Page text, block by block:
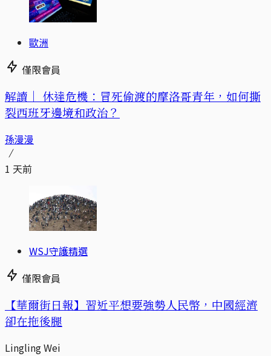
歐洲
僅限會員
解讀｜ 休達危機：冒死偷渡的摩洛哥青年，如何撕
裂西班牙邊境和政治？
孫漫漫
1 天前
WSJ守護精選
僅限會員
【華爾街日報】習近平想要強勢人民幣，中國經濟
卻在拖後腿
Lingling Wei